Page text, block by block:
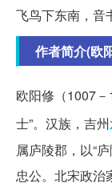
飞鸟下东南，音
作者简介(欧
欧阳修（1007
士”。汉族，吉州
属庐陵郡，以“
忠公。北宋政治